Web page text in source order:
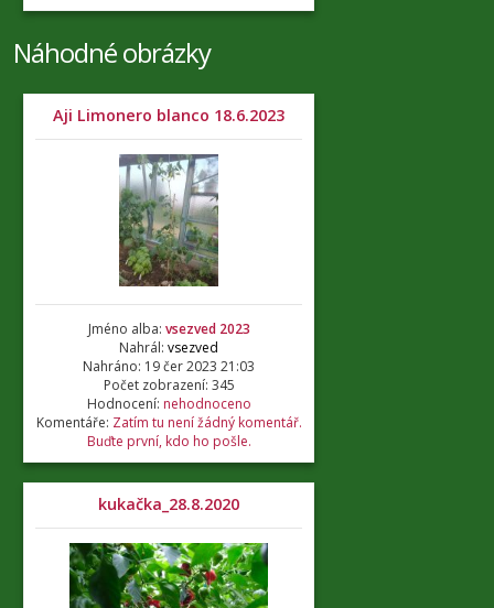
Náhodné obrázky
Aji Limonero blanco 18.6.2023
Jméno alba: vsezved 2023
Nahrál: vsezved
Nahráno: 19 čer 2023 21:03
Počet zobrazení: 345
Hodnocení: nehodnoceno
Komentáře: Zatím tu není žádný komentář.
Buďte první, kdo ho pošle.
kukačka_28.8.2020